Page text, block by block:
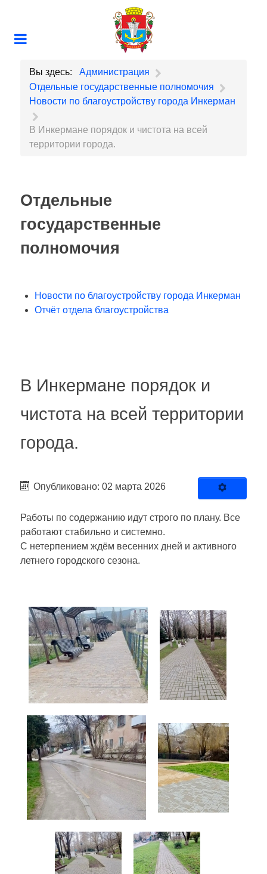
Вы здесь:
Администрация
Отдельные государственные полномочия
Новости по благоустройству города Инкерман
В Инкермане порядок и чистота на всей
территории города.
Отдельные
государственные
полномочия
Новости по благоустройству города Инкерман
Отчёт отдела благоустройства
В Инкермане порядок и
чистота на всей территории
города.
Опубликовано: 02 марта 2026
Работы по содержанию идут строго по плану. Все
работают стабильно и системно.
С нетерпением ждём весенних дней и активного
летнего городского сезона.